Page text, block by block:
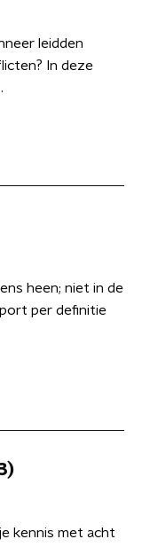
leidden
In deze
heen; niet in de
per definitie
kennis met acht